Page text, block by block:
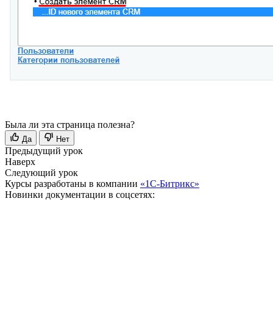
Была ли эта страница полезна?
Да Нет
Предыдущий урок
Наверх
Следующий урок
Курсы разработаны в компании «1С-Битрикс»
Новинки документации в соцсетях: